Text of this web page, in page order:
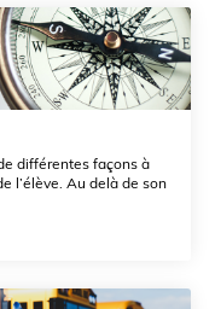
différentes façons à
l’élève. Au delà de son